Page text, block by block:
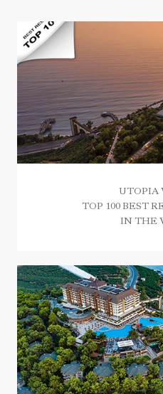
UTOPIA
TOP 100 BEST
IN THE